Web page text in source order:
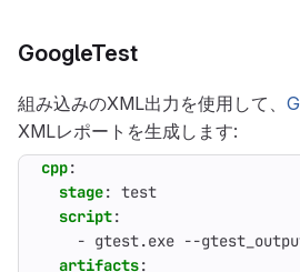
GoogleTest
組み込みのXML出力を使用して、
XMLレポートを生成します:
cpp:
stage: test
script:
- gtest.exe --
artifacts: